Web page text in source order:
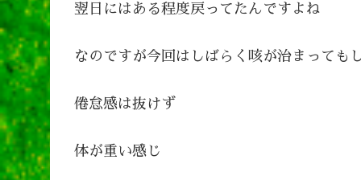
翌日にはある程度戻ってたんですよね
なのですが今回はしばらく咳が治まっても
倦怠感は抜けず
体が重い感じ